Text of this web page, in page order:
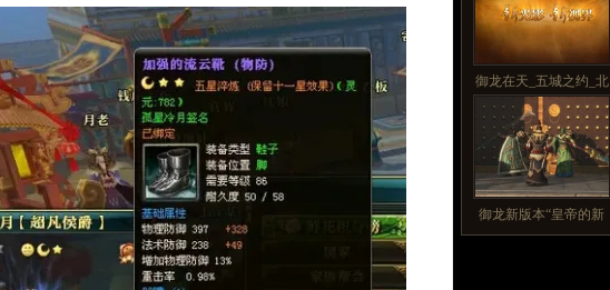
御龙在天_五城之约_北
御龙新版本“皇帝的新